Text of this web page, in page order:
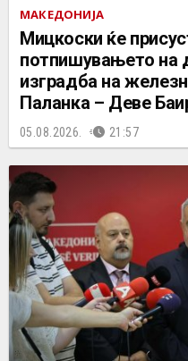
МАКЕДОНИЈА
Мицкоски ќе
потпишувањето на
изградба на
Паланка – Деве
05.08.2026. 21:57